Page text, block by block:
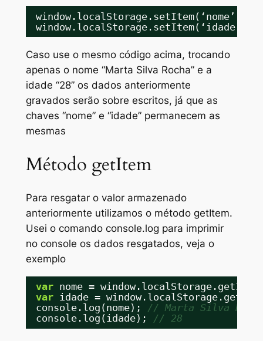
window.localStorage.setItem(‘nome’,
window.localStorage.setItem(‘idade’,
Caso use o mesmo código acima, trocando
apenas o nome “Marta Silva Rocha” e a
idade “28” os dados anteriormente
gravados serão sobre escritos, já que as
chaves “nome” e “idade” permanecem as
mesmas
Método getItem
Para resgatar o valor armazenado
anteriormente utilizamos o método getItem.
Usei o comando console.log para imprimir
no console os dados resgatados, veja o
exemplo
var nome =
var idade =
console.log(nome); // Marta Silva
console.log(idade); // 28